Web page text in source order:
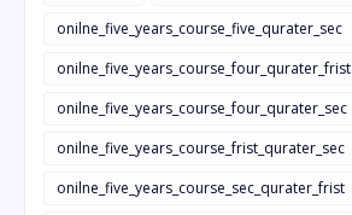
onilne_five_years_course_five_qurater_sec
onilne_five_years_course_four_qurater_frist
onilne_five_years_course_four_qurater_sec
onilne_five_years_course_frist_qurater_sec
onilne_five_years_course_sec_qurater_frist